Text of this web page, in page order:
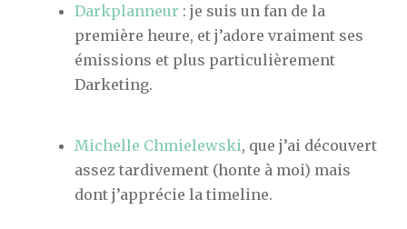
Darkplanneur : je suis un fan de la
première heure, et j’adore vraiment ses
émissions et plus particulièrement
Darketing.
Michelle Chmielewski, que j’ai découvert
assez tardivement (honte à moi) mais
dont j’apprécie la timeline.